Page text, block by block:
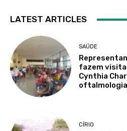
LATEST ARTICLES
SAÚDE
fazem
Cynthia
oftalmologia
CÍRIO